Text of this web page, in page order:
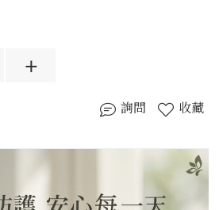
詢問 收藏